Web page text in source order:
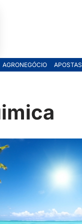
AGRONEGÓCIO APOSTAS